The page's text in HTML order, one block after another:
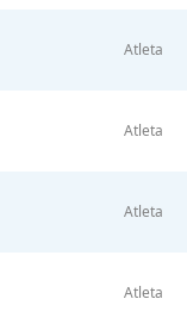
Atleta
Atleta
Atleta
Atleta